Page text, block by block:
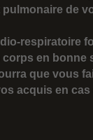
pulmonaire de
respiratoire
en bonne
que vous
acquis en